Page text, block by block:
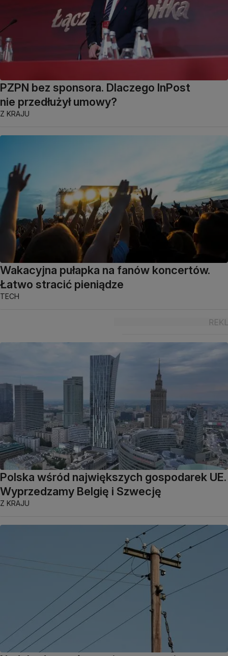
PZPN bez sponsora. Dlaczego InPost
nie przedłużył umowy?
Z KRAJU
Wakacyjna pułapka na fanów koncertów.
Łatwo stracić pieniądze
TECH
Polska wśród największych gospodarek UE.
Wyprzedzamy Belgię i Szwecję
Z KRAJU